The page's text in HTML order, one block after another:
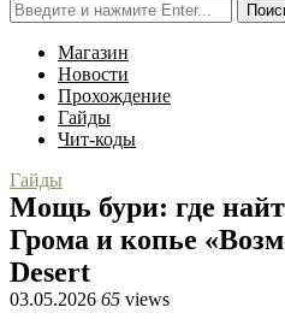
Магазин
Новости
Прохождение
Гайды
Чит-коды
Гайды
Мощь бури: где
Грома и копье
Desert
03.05.2026 65 views